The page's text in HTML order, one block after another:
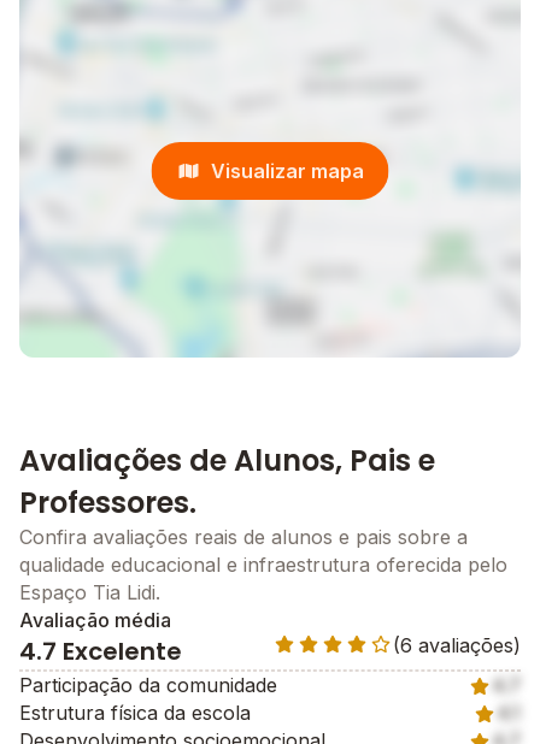
Visualizar mapa
Avaliações de Alunos, Pais e
Professores.
Confira avaliações reais de alunos e pais sobre a
qualidade educacional e infraestrutura oferecida pelo
Espaço Tia Lidi.
Avaliação média
4.7 Excelente
(6 avaliações)
Participação da comunidade
4.7
Estrutura física da escola
4.1